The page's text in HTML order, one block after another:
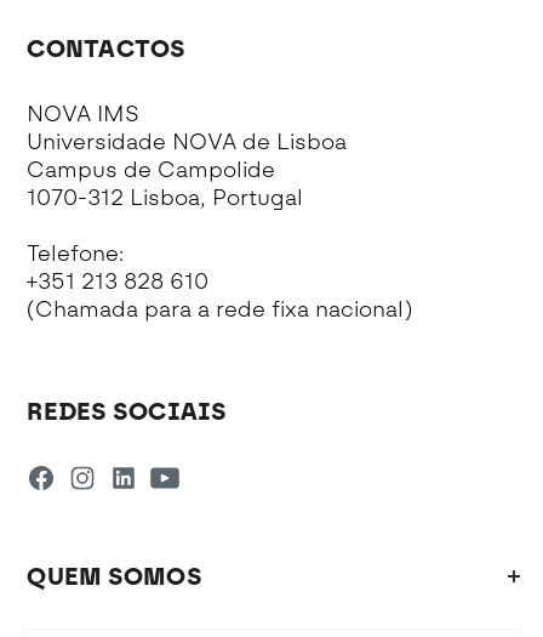
CONTACTOS
NOVA IMS
Universidade NOVA de Lisboa
Campus de Campolide
1070-312 Lisboa, Portugal
Telefone:
+351 213 828 610
(Chamada para a rede fixa nacional)
REDES SOCIAIS
QUEM SOMOS